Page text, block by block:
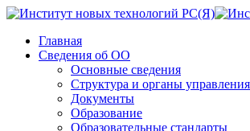
Главная
Сведения об ОО
Основные сведения
Структура и органы
Документы
Образование
Образовательные стандарты